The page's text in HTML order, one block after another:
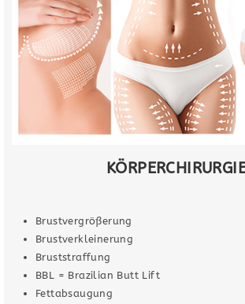
Brustvergrößerung
Brustverkleinerung
Bruststraffung
BBL = Brazilian Butt Lift
Fettabsaugung